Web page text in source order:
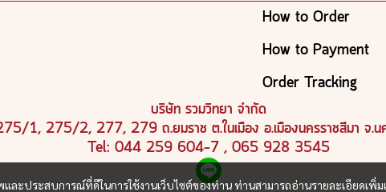
ละประสบการณ์ที่ดีในการใช้งานเว็บไซต์ของท่าน ท่านสามารถอ่านรายละเอียดเพิ่ม
How to Order
How to Payment
Order Tracking
บริษัท รวมวิทยา จำกัด
1, 275/2, 277, 279 ถ.ยมราช ต.ในเมือง อ.เมืองนครราชสีมา จ.
Tel: 044 259 604-7 , 065 928 3545